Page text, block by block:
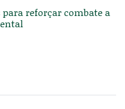
para reforçar combate a